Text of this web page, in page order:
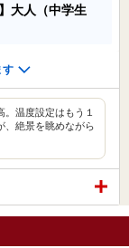
大人（中学生
す
温度設定はもう１
、絶景を眺めながら